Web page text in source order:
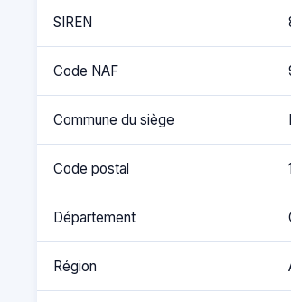
SIREN
Code NAF
Commune du siège
Code postal
Département
Région